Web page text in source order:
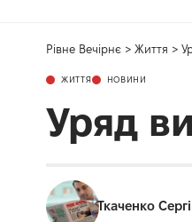
Рівне Вечірнє > Життя >
ЖИТТЯ НОВИНИ
Уряд
Ткаченко